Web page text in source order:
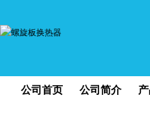
公司首页 公司简介